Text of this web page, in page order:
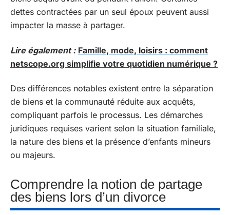
dettes contractées par un seul époux peuvent aussi
impacter la masse à partager.
Lire également : Famille, mode, loisirs : comment
netscope.org simplifie votre quotidien numérique ?
Des différences notables existent entre la séparation
de biens et la communauté réduite aux acquêts,
compliquant parfois le processus. Les démarches
juridiques requises varient selon la situation familiale,
la nature des biens et la présence d’enfants mineurs
ou majeurs.
Comprendre la notion de partage
des biens lors d’un divorce